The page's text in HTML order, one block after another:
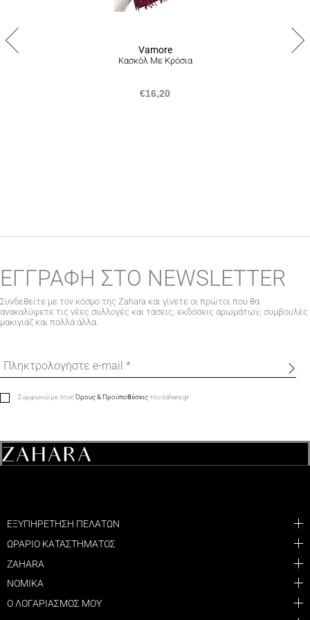
ακολουθώντας την διαδικασία που αναγράφεται
Vamore
Κασκόλ Με Κρόσια
€16,20
να
του
προϊόντος
ΕΓΓΡΑΦΗ ΣΤΟ NEWSLETTER
Συνδεθείτε με τον κόσμο της Zahara και γίνετε οι πρώτοι που θα
ανακαλύψετε τις νέες συλλογές και τάσεις, εκδόσεις αρωμάτων, συμβουλές
μακιγιάζ και πολλά άλλα.
Συμφωνώ με τουςΌρους & Προϋποθέσειςτου zahara.gr
ΕΞΥΠΗΡΕΤΗΣΗ ΠΕΛΑΤΩΝ
ΩΡΑΡΙΟ ΚΑΤΑΣΤΗΜΑΤΟΣ
ZAHARA
ΝΟΜΙΚΑ
Ο ΛΟΓΑΡΙΑΣΜΟΣ ΜΟΥ